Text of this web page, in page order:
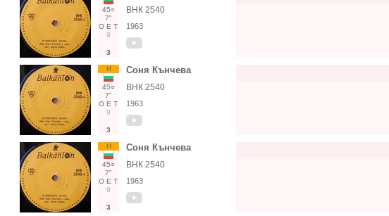
45○
7"
О Е Т
9
3
ВНК 2540
1963
Н
45○
7"
О Е Т
9
3
Соня Кънчева
ВНК 2540
1963
Н
45○
7"
О Е Т
9
3
Соня Кънчева
ВНК 2540
1963